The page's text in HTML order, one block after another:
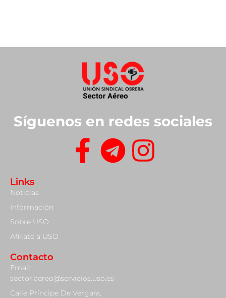
Síguenos en redes sociales
Links
Noticias
Información
Sobre USO
Afiliate a USO
Contacto
Email:
sector.aereo@servicios.uso.es
Calle Príncipe De Vergara,